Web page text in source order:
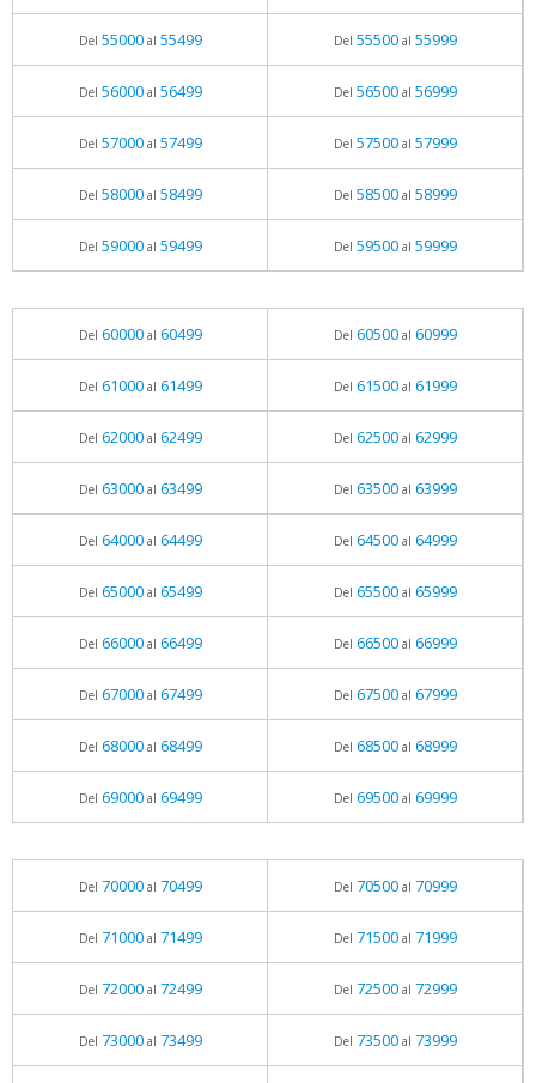
Del 55000al 55499 Del 55500al 55999
Del 56000al 56499 Del 56500al 56999
Del 57000al 57499 Del 57500al 57999
Del 58000al 58499 Del 58500al 58999
Del 59000al 59499 Del 59500al 59999
Del 60000al 60499 Del 60500al 60999
Del 61000al 61499 Del 61500al 61999
Del 62000al 62499 Del 62500al 62999
Del 63000al 63499 Del 63500al 63999
Del 64000al 64499 Del 64500al 64999
Del 65000al 65499 Del 65500al 65999
Del 66000al 66499 Del 66500al 66999
Del 67000al 67499 Del 67500al 67999
Del 68000al 68499 Del 68500al 68999
Del 69000al 69499 Del 69500al 69999
Del 70000al 70499 Del 70500al 70999
Del 71000al 71499 Del 71500al 71999
Del 72000al 72499 Del 72500al 72999
Del 73000al 73499 Del 73500al 73999